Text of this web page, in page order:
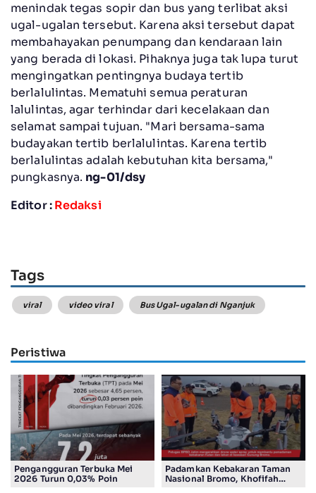
menindak tegas sopir dan bus yang terlibat aksi
ugal-ugalan tersebut. Karena aksi tersebut dapat
membahayakan penumpang dan kendaraan lain
yang berada di lokasi. Pihaknya juga tak lupa turut
mengingatkan pentingnya budaya tertib
berlalulintas. Mematuhi semua peraturan
lalulintas, agar terhindar dari kecelakaan dan
selamat sampai tujuan. "Mari bersama-sama
budayakan tertib berlalulintas. Karena tertib
berlalulintas adalah kebutuhan kita bersama,"
pungkasnya. ng-01/dsy
Editor :Redaksi
Tags
viral video viral Bus Ugal-ugalan di Nganjuk
Peristiwa
Pengangguran Terbuka Mei
2026 Turun 0,03% Poin
Padamkan Kebakaran Taman
Nasional Bromo, Khofifah